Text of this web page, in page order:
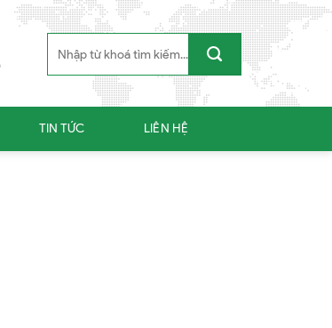
for:
TIN TỨC LIÊN HỆ